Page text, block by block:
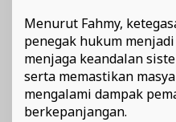
Menurut Fahmy,
penegak hukum
menjaga keandalan
serta memastikan
mengalami dampak
berkepanjangan.